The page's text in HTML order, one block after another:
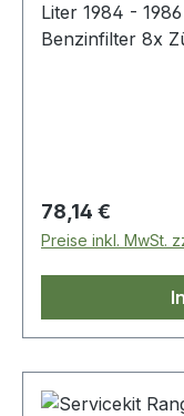
Liter 1984 -
Benzinfilter 8x
Regulärer Preis:
78,14 €
Preise inkl. MwSt.